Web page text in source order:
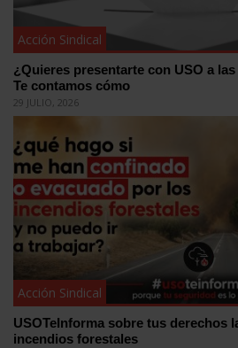
Acción Sindical
¿Quieres presentarte con USO a
Te contamos cómo
29 JULIO, 2026
Acción Sindical
USOTeInforma sobre tus derechos
incendios forestales